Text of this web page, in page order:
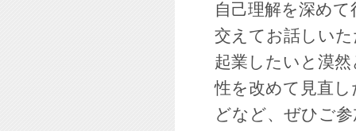
自己理解を深め
交えてお話しい
起業したいと漠
性を改めて見直
どなど、ぜひご